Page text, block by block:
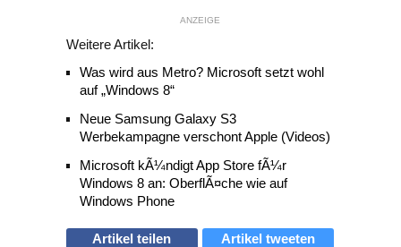
ANZEIGE
Weitere Artikel:
Was wird aus Metro? Microsoft setzt wohl
auf „Windows 8“
Neue Samsung Galaxy S3
Werbekampagne verschont Apple (Videos)
Microsoft kÃ¼ndigt App Store fÃ¼r
Windows 8 an: OberflÃ¤che wie auf
Windows Phone
Artikel teilen Artikel tweeten